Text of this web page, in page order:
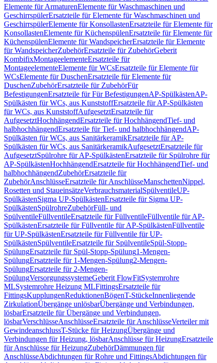
Elemente für ArmaturenElemente für Waschmaschinen und
GeschirrspülerErsatzteile für Elemente für Waschmaschinen und
GeschirrspülerElemente für KonsollastenErsatzteile für Elemente für
KonsollastenElemente für KüchenspülenErsatzteile für Elemente für
KüchenspülenElemente für WandspeicherErsatzteile für Elemente
für WandspeicherZubehörErsatzteile für ZubehörGeberit
KombifixMontageelementeErsatzteile für
MontageelementeElemente für WCsErsatzteile für Elemente für
WCsElemente für DuschenErsatzteile für Elemente für
DuschenZubehörErsatzteile für ZubehörFür
BefestigungenErsatzteile für Für BefestigungenAP-SpülkästenAP-
Spülkästen für WCs, aus KunststoffErsatzteile für AP-Spülkästen
für WCs, aus KunststoffAufgesetztErsatzteile für
AufgesetztHochhängendErsatzteile für HochhängendTief- und
halbhochhängendErsatzteile für Tief- und halbhochhängendAP-
Spülkästen für WCs, aus SanitärkeramikErsatzteile für AP-
Spülkästen für WCs, aus SanitärkeramikAufgesetztErsatzteile für
AufgesetztSpülrohre für AP-SpülkästenErsatzteile für Spülrohre für
AP-SpülkästenHochhängendErsatzteile für HochhängendTief- und
halbhochhängendZubehörErsatzteile für
ZubehörAnschlüsseErsatzteile für AnschlüsseManschettenNippel,
Rosetten und StaueinsätzeVerbrauchsmaterialSpülventileUP-
SpülkästenSigma UP-SpülkästenErsatzteile für Sigma UP-
SpülkästenSpülrohreZubehörFüll- und
SpülventileFüllventileErsatzteile für FüllventileFüllventile für AP-
SpülkästenErsatzteile für Füllventile für AP-SpülkästenFüllventile
für UP-SpülkästenErsatzteile für Füllventile für UP-
SpülkästenSpülventileErsatzteile für SpülventileSpül-Stopp-
SpülungErsatzteile für Spül-Stopp-Spülung1-Mengen-
SpülungErsatzteile für 1-Mengen-Spülung2-Mengen-
SpülungErsatzteile für 2-Mengen-
SpülungVersorgungssystemeGeberit FlowFitSystemrohre
MLSystemrohre Heizung MLFittingsErsatzteile für
FittingsKupplungenReduktionenBögenT-StückeInnenliegende
ZirkulationÜbergänge unlösbarÜbergänge und Verbindungen,
lösbarErsatzteile für Übergänge und Verbindungen,
lösbarVerschlüsseAnschlüsseErsatzteile für AnschlüsseVerteiler mit
GewindeanschlussT-Stücke für HeizungÜbergänge und
Verbindungen für Heizung, lösbarAnschlüsse für HeizungErsatzteile
für Anschlüsse für HeizungZubehörDämmungen für
AnschlüsseAbdichtungen für Rohre und FittingsAbdichtungen für